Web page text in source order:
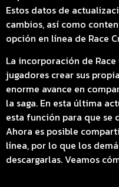
Estos datos de
cambios, así como
opción en línea de Race
La incorporación de
jugadores crear sus
enorme avance en
la saga. En esta última
esta función para que se
Ahora es posible
línea, por lo que los
descargarlas. Veamos